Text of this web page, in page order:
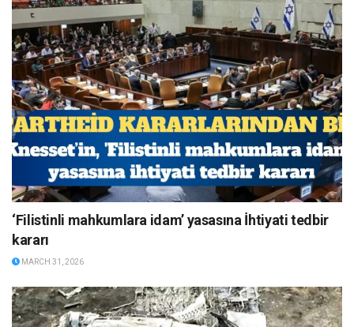
‘Filistinli mahkumlara idam’ yasasına İhtiyati tedbir
kararı
MARCH 31, 2026